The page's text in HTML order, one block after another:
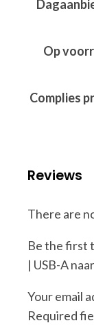
Op
Complies
Reviews
There are
Be the first
| USB-A
Your email
Required